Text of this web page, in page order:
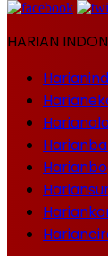
HARIAN